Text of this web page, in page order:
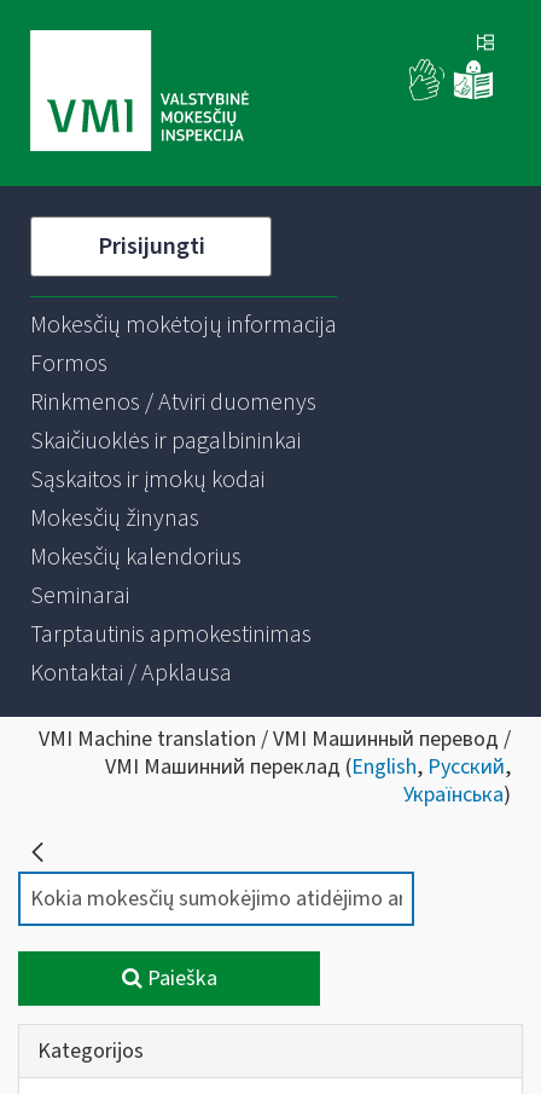
Prisijungti
Mokesčių mokėtojų informacija
Formos
Rinkmenos / Atviri duomenys
Skaičiuoklės ir pagalbininkai
Sąskaitos ir įmokų kodai
Mokesčių žinynas
Mokesčių kalendorius
Seminarai
Tarptautinis apmokestinimas
Kontaktai / Apklausa
VMI Machine translation / VMI Машинный перевод /
VMI Машинний переклад (English, Русский,
Українська)
Paieška
Kategorijos